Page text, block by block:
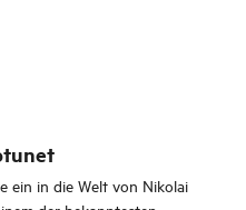
ein in die Welt von Nikolai